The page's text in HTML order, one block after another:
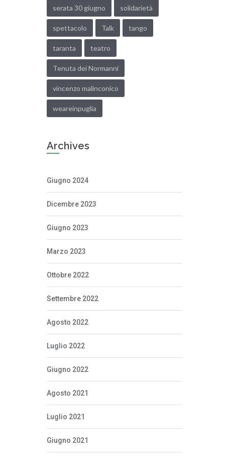
serata 30 giugno solidarietà
spettacolo Talk tango
taranta teatro
Tenuta dei Normanni
vincenzo malinconico
weareinpuglia
Archives
Giugno 2024
Dicembre 2023
Giugno 2023
Marzo 2023
Ottobre 2022
Settembre 2022
Agosto 2022
Luglio 2022
Giugno 2022
Agosto 2021
Luglio 2021
Giugno 2021